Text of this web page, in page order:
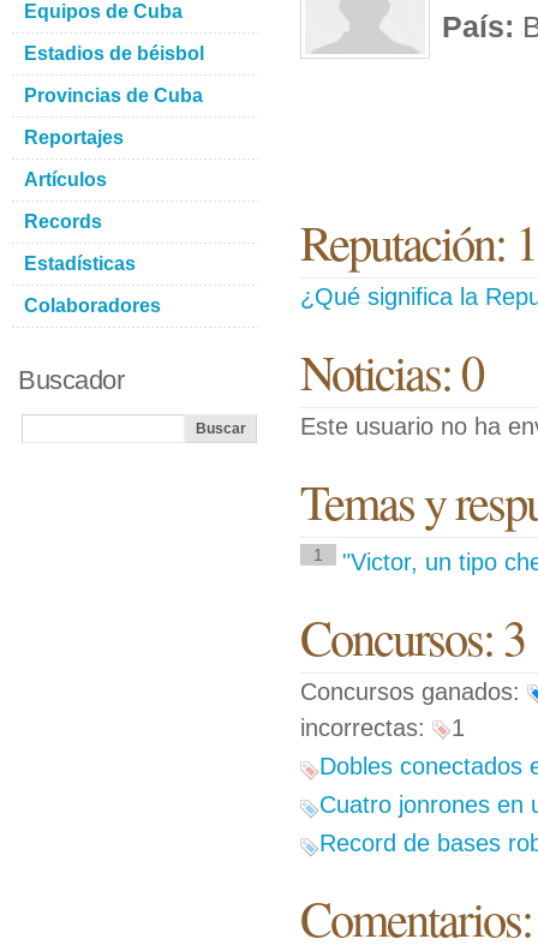
País:
Reputación:
¿Qué significa la
Noticias: 0
Este usuario no ha
Temas y
1 "Victor, un tipo
Concursos: 3
Concursos ganados:
incorrectas:
1
Dobles conectados
Cuatro jonrones en
Record de bases
Equipos de Cuba
Estadios de béisbol
Provincias de Cuba
Reportajes
Artículos
Records
Estadísticas
Colaboradores
Buscador